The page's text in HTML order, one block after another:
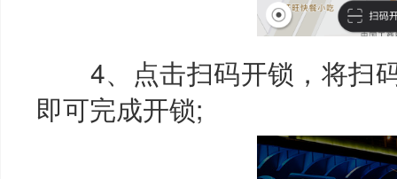
4、点击扫码开锁，将扫
即可完成开锁;